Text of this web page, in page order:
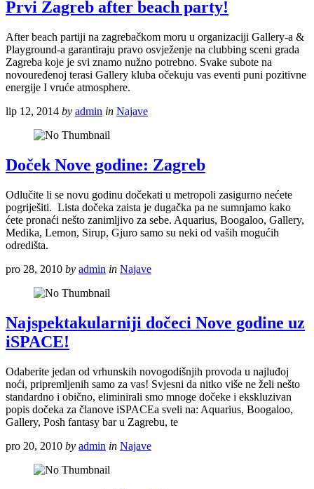
Prvi Zagreb after beach party!
After beach partiji na zagrebačkom moru u organizaciji Gallery-a &
Playground-a garantiraju pravo osvježenje na clubbing sceni grada
Zagreba koje je svi znamo nužno potrebno. Svake subote na
novouređenoj terasi Gallery kluba očekuju vas eventi puni pozitivne
energije I vruće atmosphere.
lip 12, 2014 by admin in Najave
Doček Nove godine: Zagreb
Odlučite li se novu godinu dočekati u metropoli zasigurno nećete
pogriješiti. Lista dočeka zaista je dugačka pa ne sumnjamo kako
ćete pronaći nešto zanimljivo za sebe. Aquarius, Boogaloo, Gallery,
Medika, Lemon, Sirup, Gjuro samo su neki od vaših mogućih
odredišta.
pro 28, 2010 by admin in Najave
Najspektakularniji dočeci Nove godine uz
iSPACE!
Odaberite jedan od vrhunskih novogodišnjih provoda u najluđoj
noći, pripremljenih samo za vas! Svjesni da nitko više ne želi nešto
standardno i obično, eliminirali smo mnoge dočeke i ekskluzivan
popis dočeka za članove iSPACEa sveli na: Aquarius, Boogaloo,
Gallery, Posh fantasy bar u Zagrebu, te
pro 20, 2010 by admin in Najave